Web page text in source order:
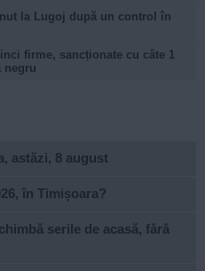
la Lugoj după un control în
firme, sancționate cu câte 1
negru
astăzi, 8 august
în Timișoara?
serile de acasă, fără